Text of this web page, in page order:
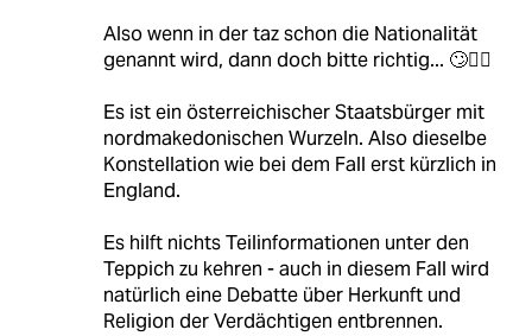
Also wenn in der taz schon die Nationalität
genannt wird, dann doch bitte richtig... 🙄🤷‍♂️
Es ist ein österreichischer Staatsbürger mit
nordmakedonischen Wurzeln. Also dieselbe
Konstellation wie bei dem Fall erst kürzlich in
England.
Es hilft nichts Teilinformationen unter den
Teppich zu kehren - auch in diesem Fall wird
natürlich eine Debatte über Herkunft und
Religion der Verdächtigen entbrennen.